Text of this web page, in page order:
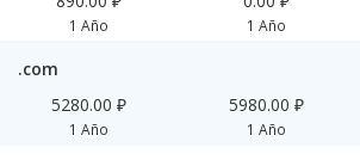
1 Año 1 Año
.com
5280.00 ₽
1 Año
5980.00 ₽
1 Año